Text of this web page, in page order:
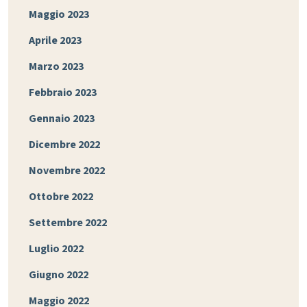
Maggio 2023
Aprile 2023
Marzo 2023
Febbraio 2023
Gennaio 2023
Dicembre 2022
Novembre 2022
Ottobre 2022
Settembre 2022
Luglio 2022
Giugno 2022
Maggio 2022